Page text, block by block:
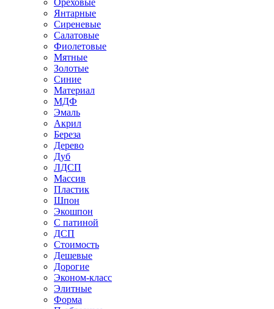
Ореховые
Янтарные
Сиреневые
Салатовые
Фиолетовые
Мятные
Золотые
Синие
Материал
МДФ
Эмаль
Акрил
Береза
Дерево
Дуб
ЛДСП
Массив
Пластик
Шпон
Экошпон
С патиной
ДСП
Стоимость
Дешевые
Дорогие
Эконом-класс
Элитные
Форма